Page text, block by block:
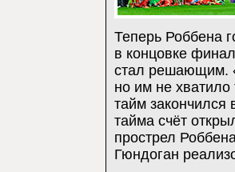
Теперь Роббена
в концовке
стал решающим.
но им не хватило
тайм закончился
тайма счёт
прострел
Гюндоган